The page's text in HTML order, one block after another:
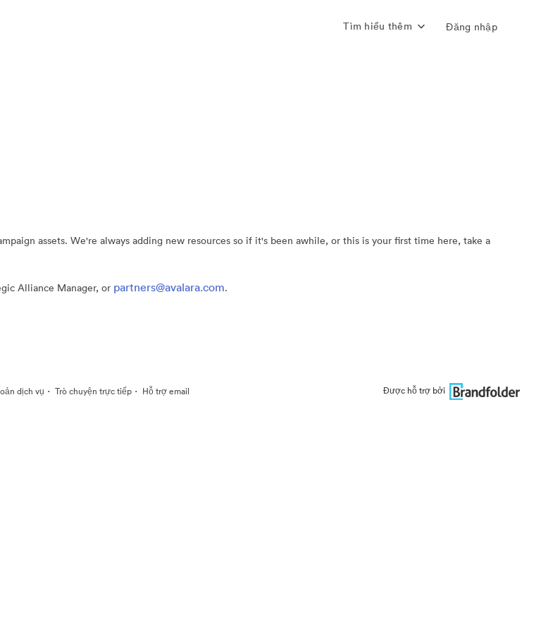
Tìm hiểu thêm Đăng nhập
assets. We're always adding new resources so if it's been awhile, or this is your first time here, take a
Alliance Manager, or partners@avalara.com.
dịch vụ · Trò chuyện trực tiếp · Hỗ trợ email Được hỗ trợ bởi